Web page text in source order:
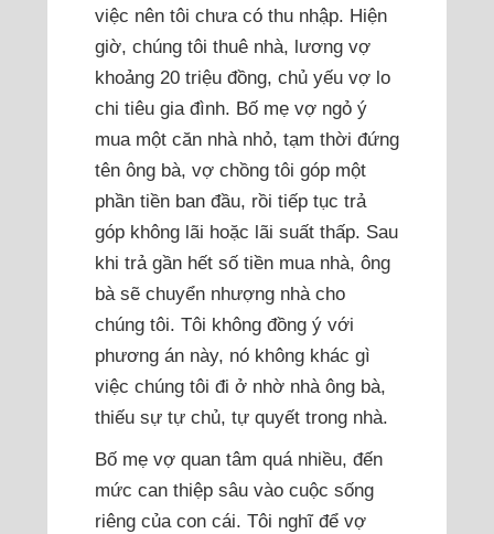
việc nên tôi chưa có thu nhập. Hiện
giờ, chúng tôi thuê nhà, lương vợ
khoảng 20 triệu đồng, chủ yếu vợ lo
chi tiêu gia đình. Bố mẹ vợ ngỏ ý
mua một căn nhà nhỏ, tạm thời đứng
tên ông bà, vợ chồng tôi góp một
phần tiền ban đầu, rồi tiếp tục trả
góp không lãi hoặc lãi suất thấp. Sau
khi trả gần hết số tiền mua nhà, ông
bà sẽ chuyển nhượng nhà cho
chúng tôi. Tôi không đồng ý với
phương án này, nó không khác gì
việc chúng tôi đi ở nhờ nhà ông bà,
thiếu sự tự chủ, tự quyết trong nhà.
Bố mẹ vợ quan tâm quá nhiều, đến
mức can thiệp sâu vào cuộc sống
riêng của con cái. Tôi nghĩ để vợ